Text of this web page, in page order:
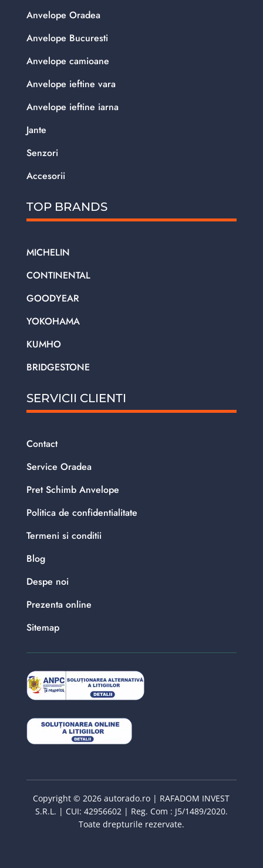
Anvelope Oradea
Anvelope Bucuresti
Anvelope camioane
Anvelope ieftine vara
Anvelope ieftine iarna
Jante
Senzori
Accesorii
TOP BRANDS
MICHELIN
CONTINENTAL
GOODYEAR
YOKOHAMA
KUMHO
BRIDGESTONE
SERVICII CLIENTI
Contact
Service Oradea
Pret Schimb Anvelope
Politica de confidentialitate
Termeni si conditii
Blog
Despe noi
Prezenta online
Sitemap
Copyright © 2026 autorado.ro | RAFADOM INVEST
S.R.L. | CUI: 42956602 | Reg. Com : J5/1489/2020.
Toate drepturile rezervate.